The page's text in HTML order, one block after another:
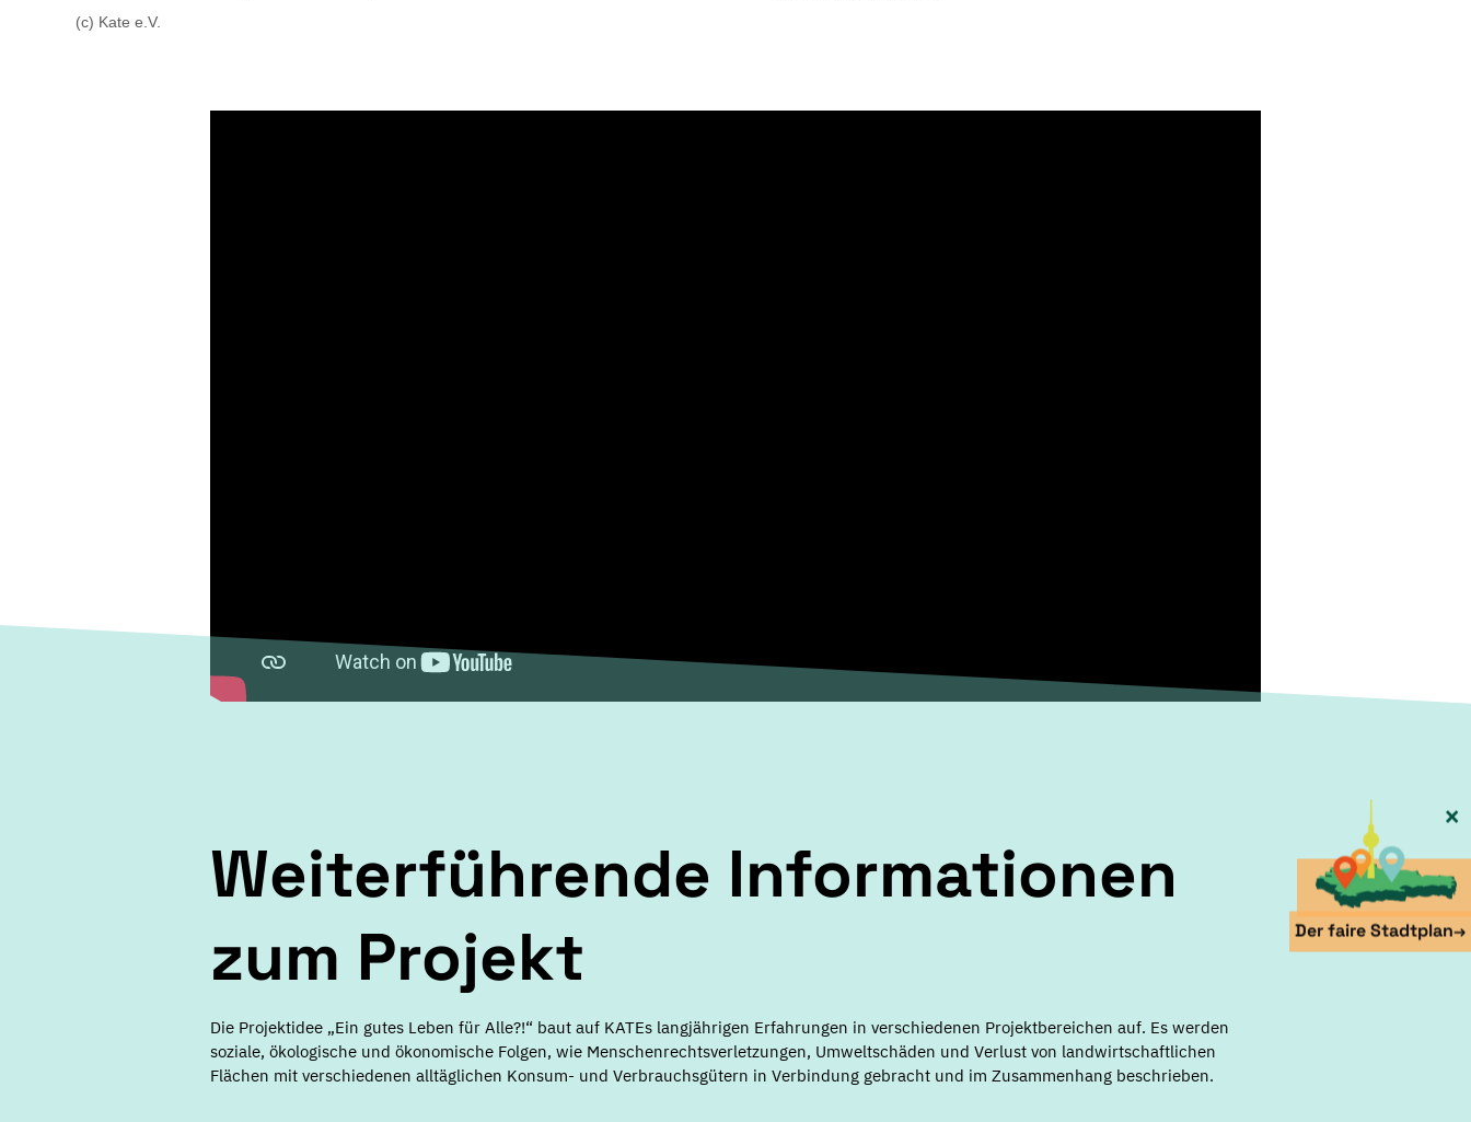
(c) Kate e.V.
Weiterführende Informationen
zum Projekt
Die Projektidee „Ein gutes Leben für Alle?!“ baut auf KATEs langjährigen Erfahrungen in verschiedenen Projektbereichen auf. Es werden
soziale, ökologische und ökonomische Folgen, wie Menschenrechtsverletzungen, Umweltschäden und Verlust von landwirtschaftlichen
Flächen mit verschiedenen alltäglichen Konsum- und Verbrauchsgütern in Verbindung gebracht und im Zusammenhang beschrieben.
×
Der faire Stadtplan→